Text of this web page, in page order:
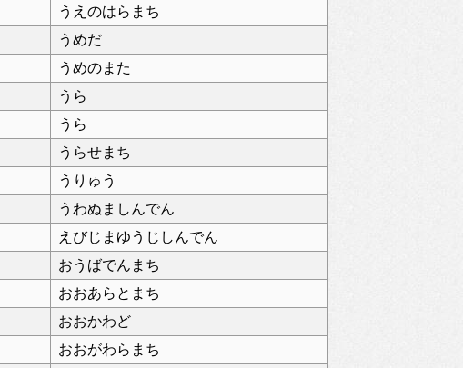
うえのはらまち
うめだ
うめのまた
うら
うら
うらせまち
うりゅう
うわぬましんでん
えびじまゆうじしんでん
おうばでんまち
おおあらとまち
おおかわど
おおがわらまち